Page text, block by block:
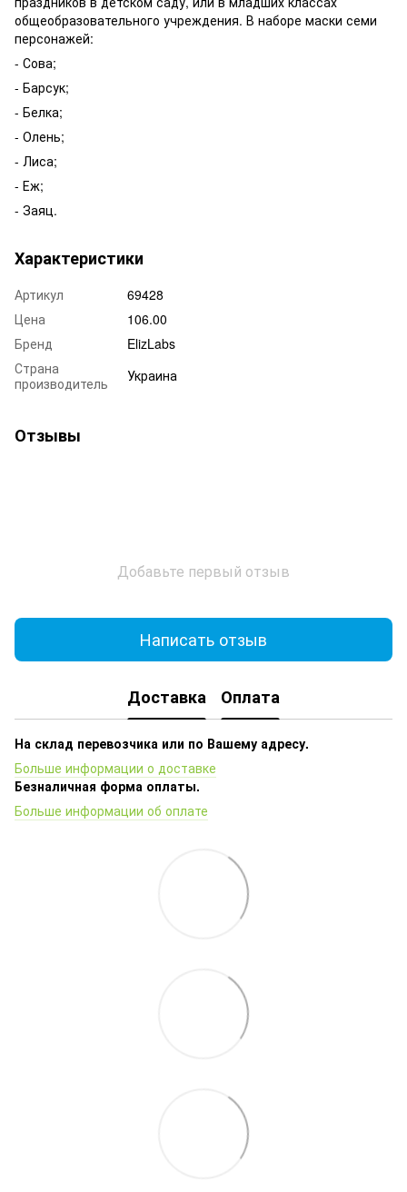
общеобразовательного учреждения. В наборе маски семи
персонажей:
- Сова;
- Барсук;
- Белка;
- Олень;
- Лиса;
- Еж;
- Заяц.
Характеристики
Артикул
69428
Цена
106.00
Бренд
ElizLabs
Страна
производитель
Украина
Отзывы
Добавьте первый отзыв
Написать отзыв
Доставка Оплата
На склад перевозчика или по Вашему адресу.
Больше информации о доставке
Безналичная форма оплаты.
Больше информации об оплате